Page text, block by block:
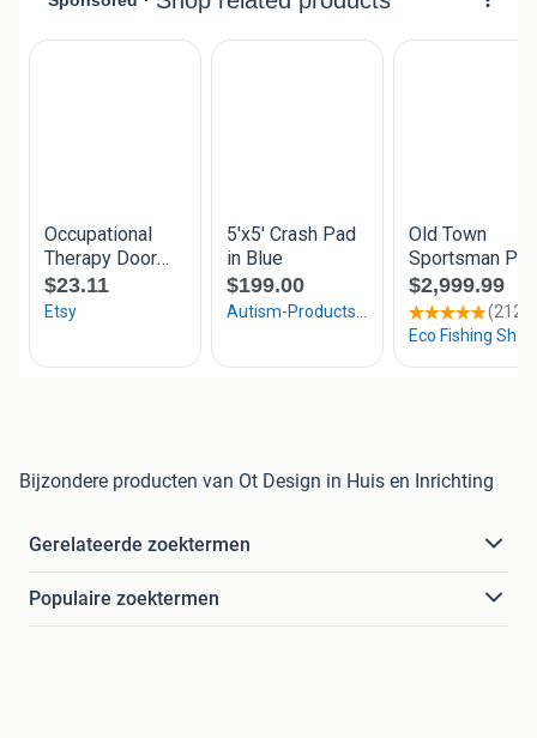
Bijzondere producten van Ot Design in Huis en Inrichting
Gerelateerde zoektermen
Populaire zoektermen